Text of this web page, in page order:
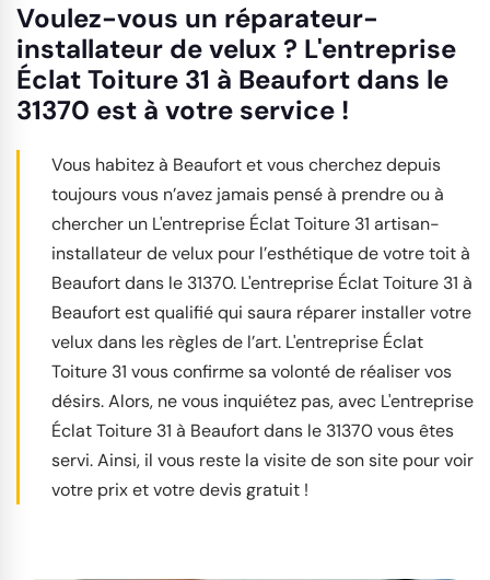
Voulez-vous un réparateur-
installateur de velux ? L'entreprise
Éclat Toiture 31 à Beaufort dans le
31370 est à votre service !
Vous habitez à Beaufort et vous cherchez depuis
toujours vous n’avez jamais pensé à prendre ou à
chercher un L'entreprise Éclat Toiture 31 artisan-
installateur de velux pour l’esthétique de votre toit à
Beaufort dans le 31370. L'entreprise Éclat Toiture 31 à
Beaufort est qualifié qui saura réparer installer votre
velux dans les règles de l’art. L'entreprise Éclat
Toiture 31 vous confirme sa volonté de réaliser vos
désirs. Alors, ne vous inquiétez pas, avec L'entreprise
Éclat Toiture 31 à Beaufort dans le 31370 vous êtes
servi. Ainsi, il vous reste la visite de son site pour voir
votre prix et votre devis gratuit !